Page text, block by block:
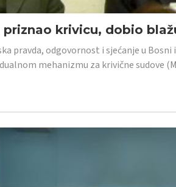
priznao krivicu, dobio
pravda, odgovornost i sjećanje u
mehanizmu za krivične sudove